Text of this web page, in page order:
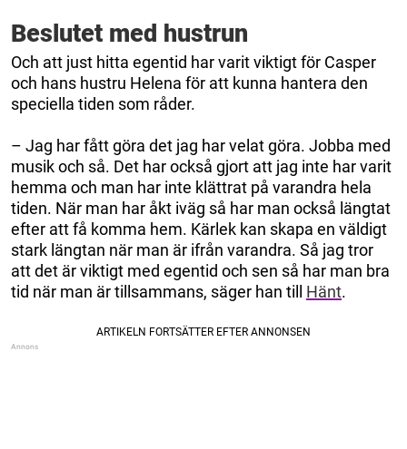
Beslutet med hustrun
Och att just hitta egentid har varit viktigt för Casper
och hans hustru Helena för att kunna hantera den
speciella tiden som råder.
– Jag har fått göra det jag har velat göra. Jobba med
musik och så. Det har också gjort att jag inte har varit
hemma och man har inte klättrat på varandra hela
tiden. När man har åkt iväg så har man också längtat
efter att få komma hem. Kärlek kan skapa en väldigt
stark längtan när man är ifrån varandra. Så jag tror
att det är viktigt med egentid och sen så har man bra
tid när man är tillsammans, säger han till Hänt.